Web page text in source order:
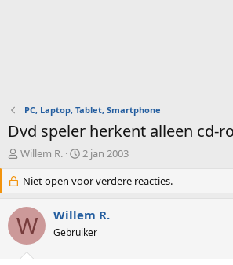
PC, Laptop, Tablet, Smartphone
Dvd speler herkent alleen cd-
O
d
e
r
w
e
Willem R.
S
a
r
d
a
2 jan 2003
Niet open voor verdere reacties.
W Willem R.
Gebruiker